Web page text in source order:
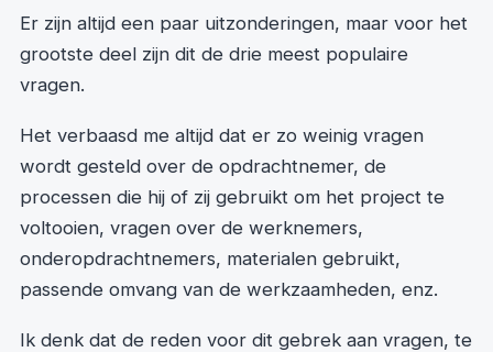
Er zijn altijd een paar uitzonderingen, maar voor het
grootste deel zijn dit de drie meest populaire
vragen.
Het verbaasd me altijd dat er zo weinig vragen
wordt gesteld over de opdrachtnemer, de
processen die hij of zij gebruikt om het project te
voltooien, vragen over de werknemers,
onderopdrachtnemers, materialen gebruikt,
passende omvang van de werkzaamheden, enz.
Ik denk dat de reden voor dit gebrek aan vragen, te